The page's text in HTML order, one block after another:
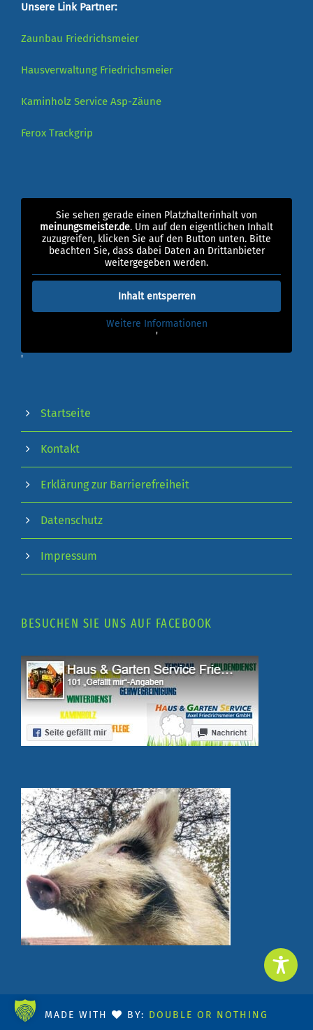
Unsere Link Partner:
Zaunbau Friedrichsmeier
Hausverwaltung Friedrichsmeier
Kaminholz Service Asp-Zäune
Ferox Trackgrip
Sie sehen gerade einen Platzhalterinhalt von
meinungsmeister.de. Um auf den eigentlichen Inhalt
zuzugreifen, klicken Sie auf den Button unten. Bitte
beachten Sie, dass dabei Daten an Drittanbieter
weitergegeben werden.
Inhalt entsperren
Weitere Informationen
'
'
Startseite
Kontakt
Erklärung zur Barrierefreiheit
Datenschutz
Impressum
BESUCHEN SIE UNS AUF FACEBOOK
MADE WITH BY: DOUBLE OR NOTHING